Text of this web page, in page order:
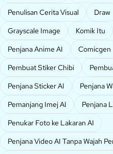
Penulisan Cerita Visual
Draw
Grayscale Image
Komik Itu
Penjana Anime AI
Comicgen
Pembuat Stiker Chibi
Penjana Sticker AI
Penjana
Pemanjang Imej AI
Penjana
Penukar Foto ke Lakaran AI
Penjana Video AI Tanpa Wajah